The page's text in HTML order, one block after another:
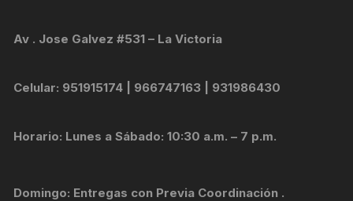
Av . Jose Galvez #531 – La Victoria
Celular: 951915174 | 966747163 | 931986430
Horario: Lunes a Sábado: 10:30 a.m. – 7 p.m.
Domingo: Entregas con Previa Coordinación .